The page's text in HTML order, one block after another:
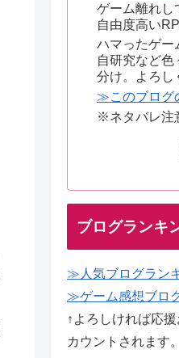
ゲーム離れし
自由度高い
ハマったゲー
自研究など色
分け。よろし
≫このブログ
※ネタバレ注
ブログランキ
≫人気ブログラン
≫ゲーム感想ブロ
↑よろしければ応
カウントされます。